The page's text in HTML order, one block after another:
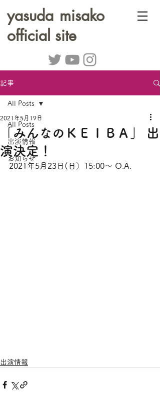
yasuda misako
official site
記事
All Posts
出演情報
お知らせ
All Posts
「みんなのＫＥＩＢＡ」 出
演決定！
2021年5月19日
2021年5月23日(日）15:00～ O.A.
出演情報